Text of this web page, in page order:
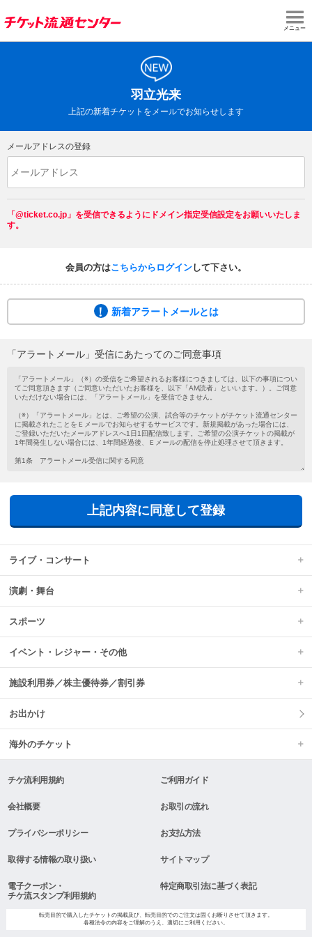
メニュー
羽立光来
上記の新着チケットをメールでお知らせします
メールアドレスの登録
「@ticket.co.jp」を受信できるようにドメイン指定受信設定をお願いいたしま
す。
会員の方はこちらからログイン して下さい。
新着アラートメールとは
会員登録がお済みでない方もメールアドレスを登録するだけで気軽にご利用い
ただけます。
たメールアドレスへ1日1回配信されます。
「アラートメール」受信にあたってのご同意事項
上記内容に同意して登録
ライブ・コンサート
演劇・舞台
スポーツ
イベント・レジャー・その他
施設利用券／株主優待券／割引券
お出かけ
海外のチケット
チケ流利用規約 ご利用ガイド
会社概要 お取引の流れ
プライバシーポリシー お支払方法
取得する情報の取り扱い サイトマップ
電子クーポン・
チケ流スタンプ利用規約
特定商取引法に基づく表記
転売目的で購入したチケットの掲載及び、転売目的でのご注文は固くお断りさせて頂きます。
各種法令の内容をご理解のうえ、適切にご利用ください。